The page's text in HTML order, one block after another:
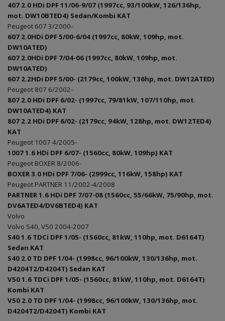
407 2.0 HDi DPF 11/06-9/07 (1997cc, 93/100kW, 126/136hp,
mot. DW10BTED4) Sedan/Kombi KAT
Peugeot 607 3/2000-
607 2.0HDi DPF 5/00-6/04 (1997cc, 80kW, 109hp, mot.
DW10ATED)
607 2.0HDi DPF 7/04-06 (1997cc, 80kW, 109hp, mot.
DW10ATED)
607 2.2HDi DPF 5/00- (2179cc, 100kW, 136hp, mot. DW12ATED)
Peugeot 807 6/2002-
807 2.0 HDi DPF 6/02- (1997cc, 79/81kW, 107/110hp, mot.
DW10ATED4) KAT
807 2.2 HDi DPF 6/02- (2179cc, 94kW, 128hp, mot. DW12TED4)
KAT
Peugeot 1007 4/2005-
1007 1.6 HDi DPF 6/07- (1560cc, 80kW, 109hp) KAT
Peugeot BOXER 8/2006-
BOXER 3.0 HDi DPF 7/06- (2999cc, 116kW, 158hp) KAT
Peugeot PARTNER 11/2002-4/2008
PARTNER 1.6 HDi DPF 7/07-08 (1560cc, 55/66kW, 75/90hp, mot.
DV6ATED4/DV6BTED4) KAT
Volvo
Volvo S40, V50 2004-2007
S40 1.6 TDCi DPF 1/05- (1560cc, 81kW, 110hp, mot. D6164T)
Sedan KAT
S40 2.0 TD DPF 1/04- (1998cc, 96/100kW, 130/136hp, mot.
D4204T2/D4204T) Sedan KAT
V50 1.6 TDCi DPF 1/05- (1560cc, 81kW, 110hp, mot. D6164T)
Kombi KAT
V50 2.0 TD DPF 1/04- (1998cc, 96/100kW, 130/136hp, mot.
D4204T2/D4204T) Kombi KAT